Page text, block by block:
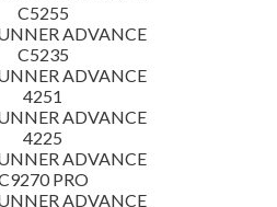
C5255
ADVANCE
C5235
ADVANCE
4251
ADVANCE
4225
ADVANCE
PRO
ADVANCE